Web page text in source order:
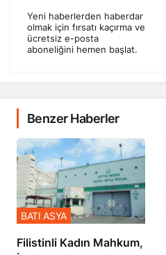
Yeni haberlerden haberdar
olmak için fırsatı kaçırma ve
ücretsiz e-posta
aboneliğini hemen başlat.
Benzer Haberler
Filistinli Kadın Mahkum,
BATI ASYA